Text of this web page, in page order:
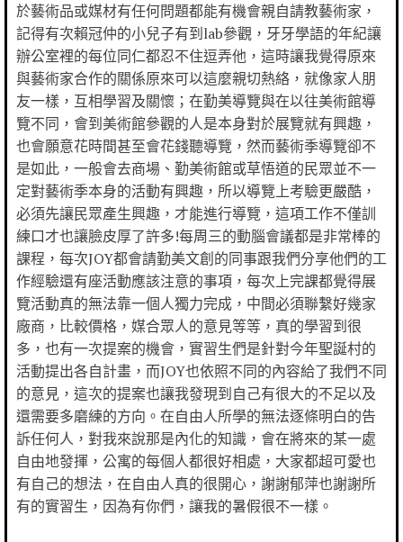
於藝術品或媒材有任何問題都能有機會親自請教藝術家，
記得有次賴冠仲的小兒子有到lab參觀，牙牙學語的年紀讓
辦公室裡的每位同仁都忍不住逗弄他，這時讓我覺得原來
與藝術家合作的關係原來可以這麼親切熱絡，就像家人朋
友一樣，互相學習及關懷；在勤美導覽與在以往美術館導
覽不同，會到美術館參觀的人是本身對於展覽就有興趣，
也會願意花時間甚至會花錢聽導覽，然而藝術季導覽卻不
是如此，一般會去商場、勤美術館或草悟道的民眾並不一
定對藝術季本身的活動有興趣，所以導覽上考驗更嚴酷，
必須先讓民眾產生興趣，才能進行導覽，這項工作不僅訓
練口才也讓臉皮厚了許多!每周三的動腦會議都是非常棒的
課程，每次JOY都會請勤美文創的同事跟我們分享他們的工
作經驗還有座活動應該注意的事項，每次上完課都覺得展
覽活動真的無法靠一個人獨力完成，中間必須聯繫好幾家
廠商，比較價格，媒合眾人的意見等等，真的學習到很
多，也有一次提案的機會，實習生們是針對今年聖誕村的
活動提出各自計畫，而JOY也依照不同的內容給了我們不同
的意見，這次的提案也讓我發現到自己有很大的不足以及
還需要多磨練的方向。在自由人所學的無法逐條明白的告
訴任何人，對我來說那是內化的知識，會在將來的某一處
自由地發揮，公寓的每個人都很好相處，大家都超可愛也
有自己的想法，在自由人真的很開心，謝謝郁萍也謝謝所
有的實習生，因為有你們，讓我的暑假很不一樣。